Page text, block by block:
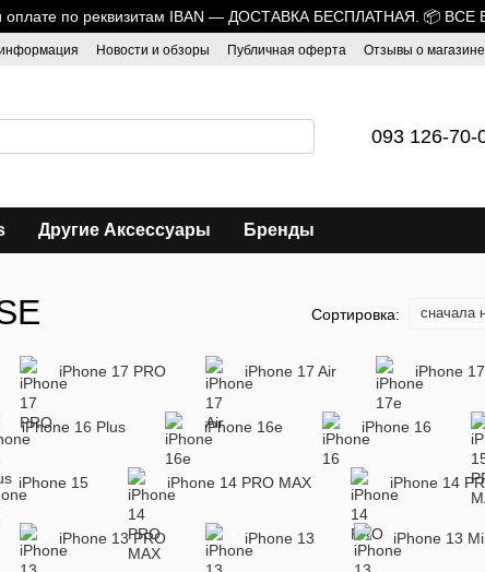
и оплате по реквизитам IBAN — ДОСТАВКА БЕСПЛАТНАЯ. 📦
Новости и обзоры Публичная оферта Отзывы о магазине
093 126-70-
Другие Аксессуары Бренды
Сортировка: сначала
iPhone 17 PRO iPhone 17 Air iPhone
iPhone 16 Plus iPhone 16e iPhone 16
iPhone 15 iPhone 14 PRO MAX iPhone 14
iPhone 13 PRO iPhone 13 iPhone 13